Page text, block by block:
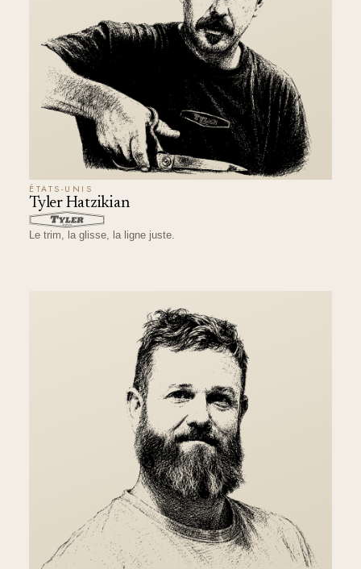
ÉTATS-UNIS
Tyler Hatzikian
Le trim, la glisse, la ligne juste.